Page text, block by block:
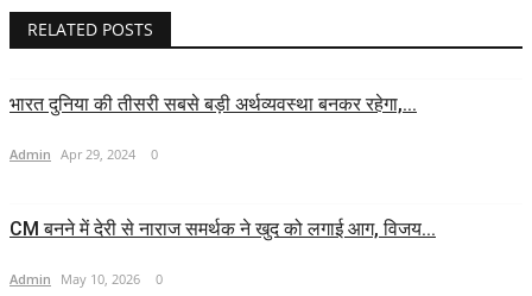
RELATED POSTS
भारत दुनिया की तीसरी सबसे बड़ी अर्थव्यवस्था बनकर रहेगा,...
Admin Apr 29, 2024 0
CM बनने में देरी से नाराज समर्थक ने खुद को लगाई आग, विजय...
Admin May 10, 2026 0